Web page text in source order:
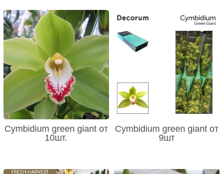
Cymbidium green giant от
10шт.
Cymbidium green giant от
9шт